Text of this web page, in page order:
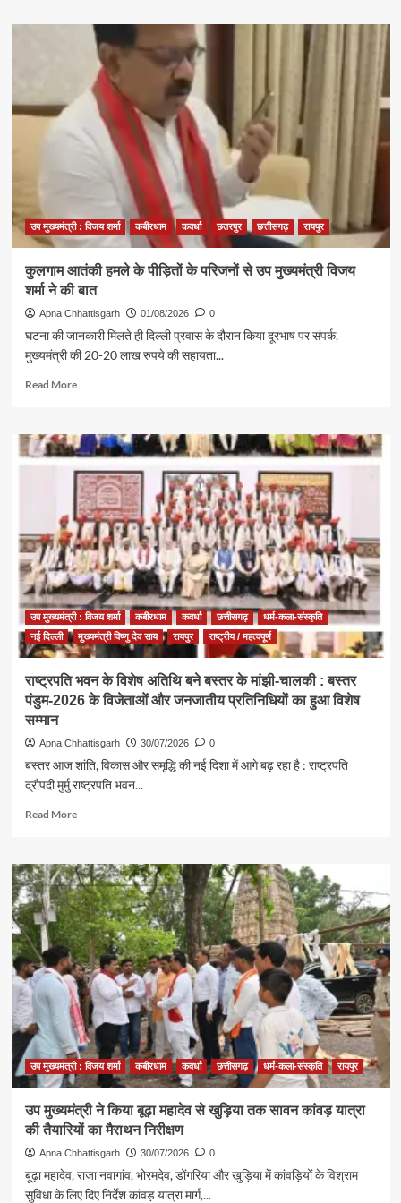
ग्रामीण
उद्यमिता
संभागीय
मेला:
उपमुख्यमंत्री
विजय
उप मुख्यमंत्री : विजय शर्मा कबीरधाम कवर्धा छतरपुर छत्तीसगढ़ रायपुर
कुलगाम आतंकी हमले के पीड़ितों के परिजनों से उप मुख्यमंत्री विजय
शर्मा ने की बात
Apna Chhattisgarh 01/08/2026 0
घटना की जानकारी मिलते ही दिल्ली प्रवास के दौरान किया दूरभाष पर संपर्क,
मुख्यमंत्री की 20-20 लाख रुपये की सहायता...
Read MoreRead
कुलगाम
आतंकी
हमले
के
पीड़ितों
के
परिजनों
से
उप
मुख्यमंत्री
विजय
शर्मा
ने
की
उप मुख्यमंत्री : विजय शर्मा कबीरधाम कवर्धा छत्तीसगढ़
धर्म-कला-संस्कृति
नई दिल्ली
मुख्यमंत्री विष्णु देव साय रायपुर राष्ट्रीय / महत्वपूर्ण
राष्ट्रपति भवन के विशेष अतिथि बने बस्तर के मांझी-चालकी : बस्तर
पंडुम-2026 के विजेताओं और जनजातीय प्रतिनिधियों का हुआ विशेष
सम्मान
Apna Chhattisgarh 30/07/2026 0
बस्तर आज शांति, विकास और समृद्धि की नई दिशा में आगे बढ़ रहा है : राष्ट्रपति
द्रौपदी मुर्मु राष्ट्रपति भवन...
Read MoreRead
राष्ट्रपति
भवन
के
विशेष
अतिथि
बने
बस्तर
के
मांझी-
चालकी
:
बस्तर
पंडुम-2026
के
विजेताओं
और
जनजातीय
प्रतिनिधियों
का
हुआ
उप मुख्यमंत्री : विजय शर्मा कबीरधाम कवर्धा छत्तीसगढ़ धर्म-कला-संस्कृति रायपुर
उप मुख्यमंत्री ने किया बूढ़ा महादेव से खुड़िया तक सावन कांवड़ यात्रा
की तैयारियों का मैराथन निरीक्षण
Apna Chhattisgarh 30/07/2026 0
बूढ़ा महादेव, राजा नवागांव, भोरमदेव, डोंगरिया और खुड़िया में कांवड़ियों के विश्राम
सुविधा के लिए दिए निर्देश कांवड़ यात्रा मार्ग,...